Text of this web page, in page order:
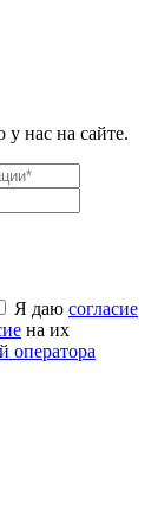
нас на сайте.
Я даю согласие
на их
оператора